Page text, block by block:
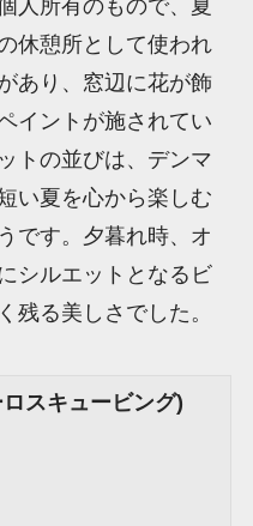
人所有のもので、夏
休憩所として使われ
あり、窓辺に花が飾
イントが施されてい
トの並びは、デンマ
い夏を心から楽しむ
です。夕暮れ時、オ
シルエットとなるビ
残る美しさでした。
スキュービング)